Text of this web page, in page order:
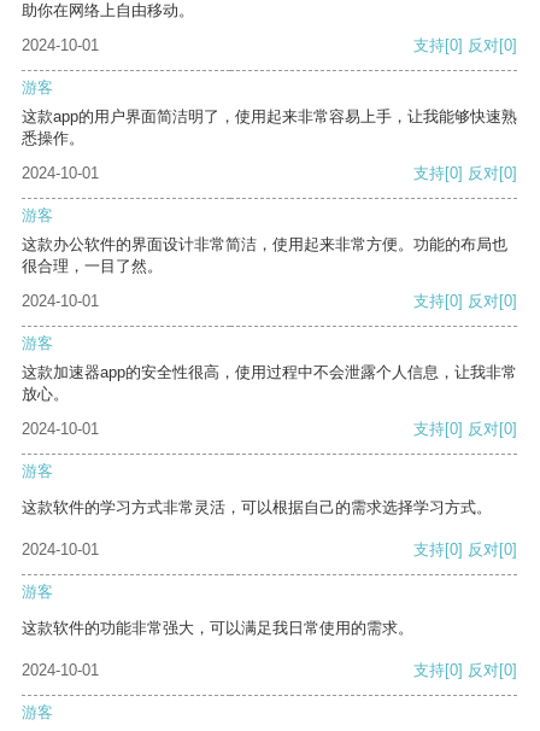
助你在网络上自由移动。
2024-10-01
支持[0] 反对[0]
游客
这款app的用户界面简洁明了，使用起来非常容易上手，让我能够快速熟
悉操作。
2024-10-01
支持[0] 反对[0]
游客
这款办公软件的界面设计非常简洁，使用起来非常方便。功能的布局也
很合理，一目了然。
2024-10-01
支持[0] 反对[0]
游客
这款加速器app的安全性很高，使用过程中不会泄露个人信息，让我非常
放心。
2024-10-01
支持[0] 反对[0]
游客
这款软件的学习方式非常灵活，可以根据自己的需求选择学习方式。
2024-10-01 支持[0] 反对[0]
游客
这款软件的功能非常强大，可以满足我日常使用的需求。
2024-10-01 支持[0] 反对[0]
游客